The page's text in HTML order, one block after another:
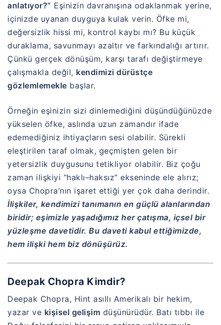
anlatıyor?” Eşinizin davranışına odaklanmak yerine,
içinizde uyanan duyguya kulak verin. Öfke mi,
değersizlik hissi mi, kontrol kaybı mı? Bu küçük
duraklama, savunmayı azaltır ve farkındalığı artırır.
Çünkü gerçek dönüşüm, karşı tarafı değiştirmeye
çalışmakla değil, kendimizi dürüstçe
gözlemlemekle başlar.
Örneğin eşinizin sizi dinlemediğini düşündüğünüzde
yükselen öfke, aslında uzun zamandır ifade
edemediğiniz ihtiyaçların sesi olabilir. Sürekli
eleştirilen taraf olmak, geçmişten gelen bir
yetersizlik duygusunu tetikliyor olabilir. Biz çoğu
zaman ilişkiyi “haklı–haksız” ekseninde ele alırız;
oysa Chopra’nın işaret ettiği yer çok daha derindir.
İlişkiler, kendimizi tanımanın en güçlü alanlarından
biridir; eşimizle yaşadığımız her çatışma, içsel bir
yüzleşme davetidir. Bu daveti kabul ettiğimizde,
hem ilişki hem biz dönüşürüz.
Deepak Chopra Kimdir?
Deepak Chopra, Hint asıllı Amerikalı bir hekim,
yazar ve kişisel gelişim düşünürüdür. Batı tıbbı ile